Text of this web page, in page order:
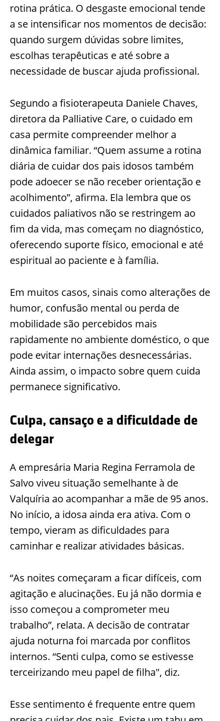
rotina prática. O desgaste emocional tende
a se intensificar nos momentos de decisão:
quando surgem dúvidas sobre limites,
escolhas terapêuticas e até sobre a
necessidade de buscar ajuda profissional.
Segundo a fisioterapeuta Daniele Chaves,
diretora da Palliative Care, o cuidado em
casa permite compreender melhor a
dinâmica familiar. “Quem assume a rotina
diária de cuidar dos pais idosos também
pode adoecer se não receber orientação e
acolhimento”, afirma. Ela lembra que os
cuidados paliativos não se restringem ao
fim da vida, mas começam no diagnóstico,
oferecendo suporte físico, emocional e até
espiritual ao paciente e à família.
Em muitos casos, sinais como alterações de
humor, confusão mental ou perda de
mobilidade são percebidos mais
rapidamente no ambiente doméstico, o que
pode evitar internações desnecessárias.
Ainda assim, o impacto sobre quem cuida
permanece significativo.
Culpa, cansaço e a dificuldade de
delegar
A empresária Maria Regina Ferramola de
Salvo viveu situação semelhante à de
Valquíria ao acompanhar a mãe de 95 anos.
No início, a idosa ainda era ativa. Com o
tempo, vieram as dificuldades para
caminhar e realizar atividades básicas.
“As noites começaram a ficar difíceis, com
agitação e alucinações. Eu já não dormia e
isso começou a comprometer meu
trabalho”, relata. A decisão de contratar
ajuda noturna foi marcada por conflitos
internos. “Senti culpa, como se estivesse
terceirizando meu papel de filha", diz.
Esse sentimento é frequente entre quem